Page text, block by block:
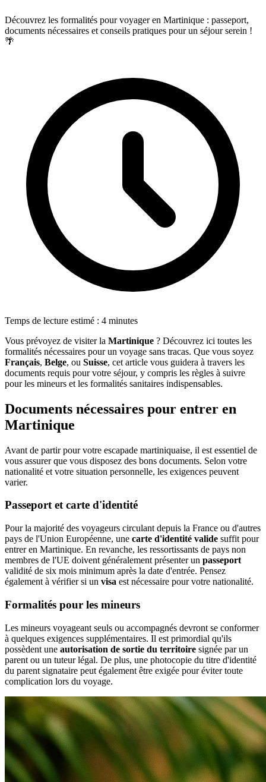
Découvrez les formalités pour voyager en Martinique : passeport,
documents nécessaires et conseils pratiques pour un séjour serein !
🌴
Temps de lecture estimé : 4 minutes
Vous prévoyez de visiter la Martinique ? Découvrez ici toutes les
formalités nécessaires pour un voyage sans tracas. Que vous soyez
Français, Belge, ou Suisse, cet article vous guidera à travers les
documents requis pour votre séjour, y compris les règles à suivre
pour les mineurs et les formalités sanitaires indispensables.
Documents nécessaires pour entrer en
Martinique
Avant de partir pour votre escapade martiniquaise, il est essentiel de
vous assurer que vous disposez des bons documents. Selon votre
nationalité et votre situation personnelle, les exigences peuvent
varier.
Passeport et carte d'identité
Pour la majorité des voyageurs circulant depuis la France ou d'autres
pays de l'Union Européenne, une carte d'identité valide suffit pour
entrer en Martinique. En revanche, les ressortissants de pays non
membres de l'UE doivent généralement présenter un passeport
validité de six mois minimum après la date d'entrée. Pensez
également à vérifier si un visa est nécessaire pour votre nationalité.
Formalités pour les mineurs
Les mineurs voyageant seuls ou accompagnés devront se conformer
à quelques exigences supplémentaires. Il est primordial qu'ils
possèdent une autorisation de sortie du territoire signée par un
parent ou un tuteur légal. De plus, une photocopie du titre d'identité
du parent signataire peut également être exigée pour éviter toute
complication lors du voyage.